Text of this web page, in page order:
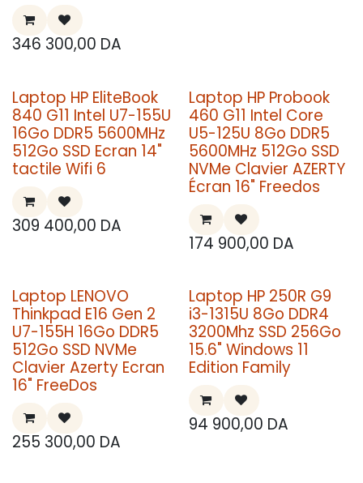
346 300,00 DA
Laptop HP EliteBook
840 G11 Intel U7-155U
16Go DDR5 5600MHz
512Go SSD Ecran 14"
tactile Wifi 6
309 400,00 DA
Laptop HP Probook
460 G11 Intel Core
U5-125U 8Go DDR5
5600MHz 512Go SSD
NVMe Clavier AZERTY
Écran 16" Freedos
174 900,00 DA
Laptop LENOVO
Thinkpad E16 Gen 2
U7-155H 16Go DDR5
512Go SSD NVMe
Clavier Azerty Ecran
16" FreeDos
255 300,00 DA
Laptop HP 250R G9
i3-1315U 8Go DDR4
3200Mhz SSD 256Go
15.6" Windows 11
Edition Family
94 900,00 DA